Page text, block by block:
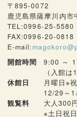
〒895-0072
鹿児島県薩摩川内市
TEL:0996-25-5580
FAX:0996-20-0818
E-mail:
開館時間
9:00 ～
（入館は
休館日
月曜日※
12/29～
観覧料
大人300
※土日祝